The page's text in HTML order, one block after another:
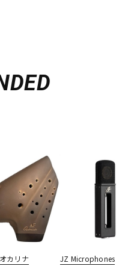
カリナ JZ Microphones